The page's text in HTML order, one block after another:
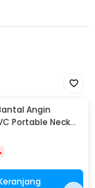
Angin
Portable Neck
- H0T019